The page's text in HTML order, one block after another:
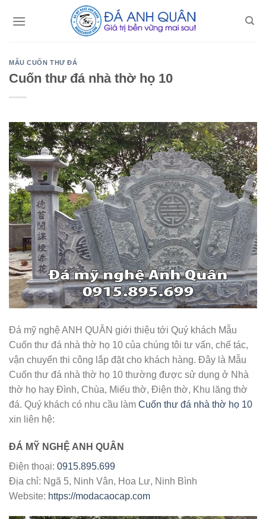
MẪU CUỐN THƯ ĐÁ
Cuốn thư đá nhà thờ họ 10
Đá mỹ nghệ ANH QUÂN giới thiệu tới Quý khách Mẫu
Cuốn thư đá nhà thờ họ 10 của chúng tôi tư vấn, chế tác,
vận chuyển thi công lắp đặt cho khách hàng. Đây là Mẫu
Cuốn thư đá nhà thờ họ 10 thường được sử dụng ở Nhà
thờ họ hay Đình, Chùa, Miếu thờ, Điện thờ, Khu lăng thờ
đá. Quý khách có nhu cầu làm Cuốn thư đá nhà thờ họ 10
xin liên hệ:
ĐÁ MỸ NGHỆ ANH QUÂN
Điện thoại: 0915.895.699
Địa chỉ: Ngã 5, Ninh Vân, Hoa Lư, Ninh Bình
Website: https://modacaocap.com